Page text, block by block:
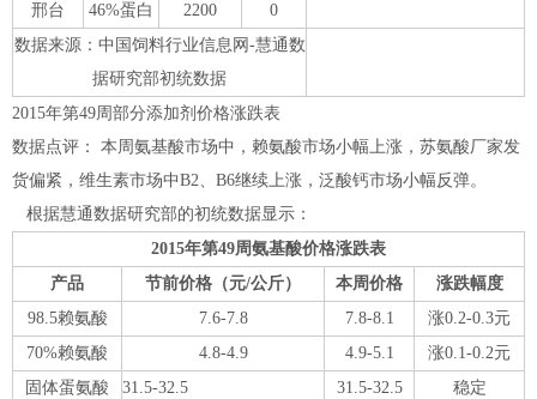
邢台
46%蛋白 2200
0
数据来源：中国饲料行业信息网-慧通数
据研究部初统数据
2015年第49周部分添加剂价格涨跌表
数据点评： 本周氨基酸市场中，赖氨酸市场小幅上涨，苏氨酸厂家发
货偏紧，维生素市场中B2、B6继续上涨，泛酸钙市场小幅反弹。
根据慧通数据研究部的初统数据显示：
2015年第49周氨基酸价格涨跌表
产品
节前价格（元/公斤） 本周价格
涨跌幅度
98.5赖氨酸
7.6-7.8 7.8-8.1
涨0.2-0.3元
70%赖氨酸
4.8-4.9 4.9-5.1
涨0.1-0.2元
固体蛋氨酸
31.5-32.5 31.5-32.5
稳定